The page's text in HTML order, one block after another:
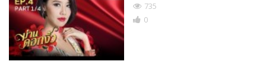
735
0